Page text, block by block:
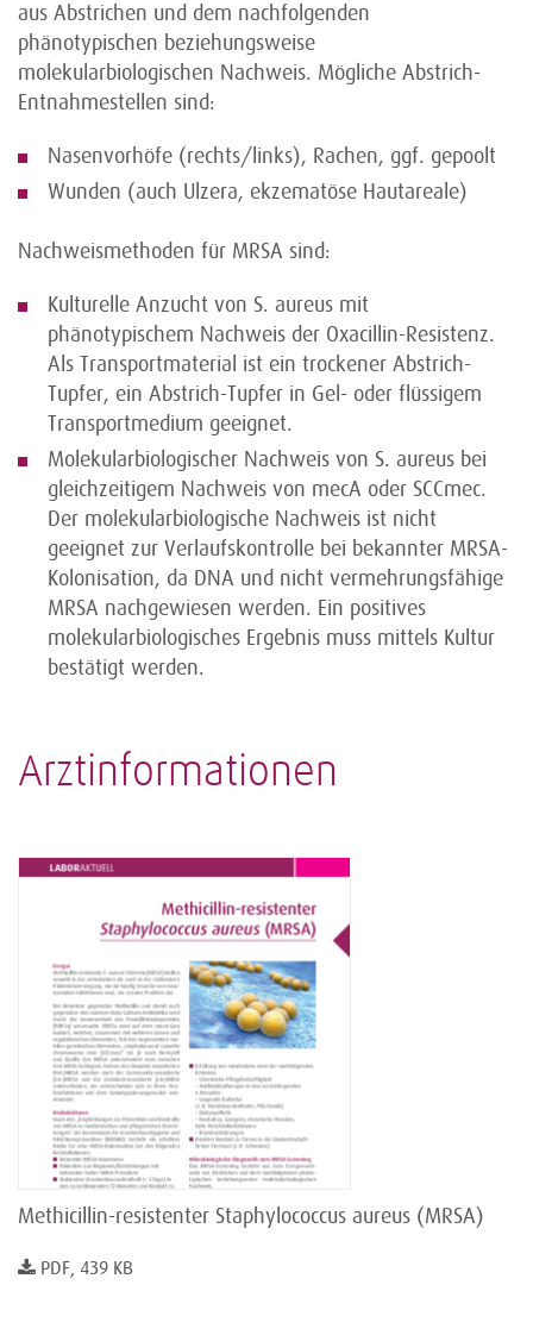
aus Abstrichen und dem nachfolgenden
phänotypischen beziehungsweise
molekularbiologischen Nachweis. Mögliche Abstrich-
Entnahmestellen sind:
Nasenvorhöfe (rechts/links), Rachen, ggf. gepoolt
Wunden (auch Ulzera, ekzematöse Hautareale)
Nachweismethoden für MRSA sind:
Kulturelle Anzucht von S. aureus mit
phänotypischem Nachweis der Oxacillin-Resistenz.
Als Transportmaterial ist ein trockener Abstrich-
Tupfer, ein Abstrich-Tupfer in Gel- oder flüssigem
Transportmedium geeignet.
Molekularbiologischer Nachweis von S. aureus bei
gleichzeitigem Nachweis von mecA oder SCCmec.
Der molekularbiologische Nachweis ist nicht
geeignet zur Verlaufskontrolle bei bekannter MRSA-
Kolonisation, da DNA und nicht vermehrungsfähige
MRSA nachgewiesen werden. Ein positives
molekularbiologisches Ergebnis muss mittels Kultur
bestätigt werden.
Arztinformationen
Methicillin-resistenter Staphylococcus aureus (MRSA)
PDF, 439 KB